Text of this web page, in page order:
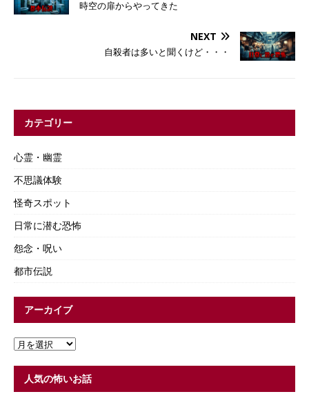
時空の扉からやってきた
NEXT
自殺者は多いと聞くけど・・・
カテゴリー
心霊・幽霊
不思議体験
怪奇スポット
日常に潜む恐怖
怨念・呪い
都市伝説
アーカイブ
人気の怖いお話